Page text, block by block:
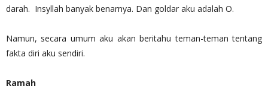
darah. Insyllah banyak benarnya. Dan goldar aku adalah O.
Namun, secara umum aku akan beritahu teman-teman tentang
fakta diri aku sendiri.
Ramah